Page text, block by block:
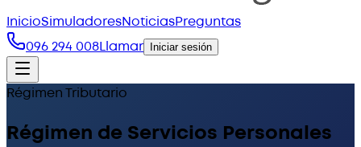
InicioSimuladoresNoticiasPreguntas
096 294 008Llamar Iniciar sesión
Régimen Tributario
Régimen de Servicios Personales